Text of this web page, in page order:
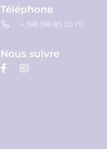
Téléphone
+ 596 596 80 00 70
Nous suivre